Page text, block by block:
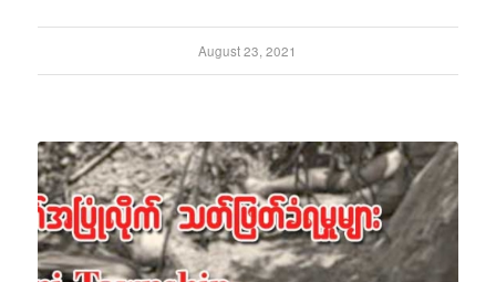
August 23, 2021